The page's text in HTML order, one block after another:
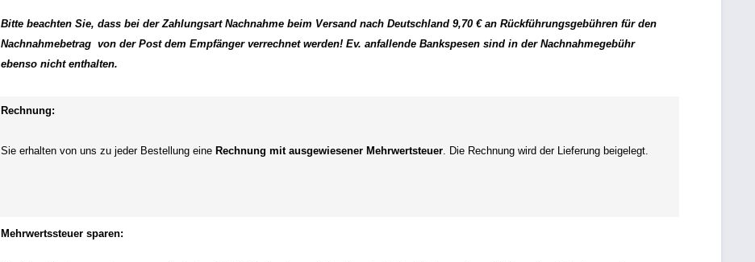
Bitte beachten Sie, dass bei der Zahlungsart Nachnahme beim Versand nach Deutschland 9,70 € an Rückführungsgebühren für den
Nachnahmebetrag von der Post dem Empfänger verrechnet werden! Ev. anfallende Bankspesen sind in der Nachnahmegebühr
ebenso nicht enthalten.
Rechnung:
Sie erhalten von uns zu jeder Bestellung eine Rechnung mit ausgewiesener Mehrwertsteuer. Die Rechnung wird der Lieferung beigelegt.
Mehrwertssteuer sparen: